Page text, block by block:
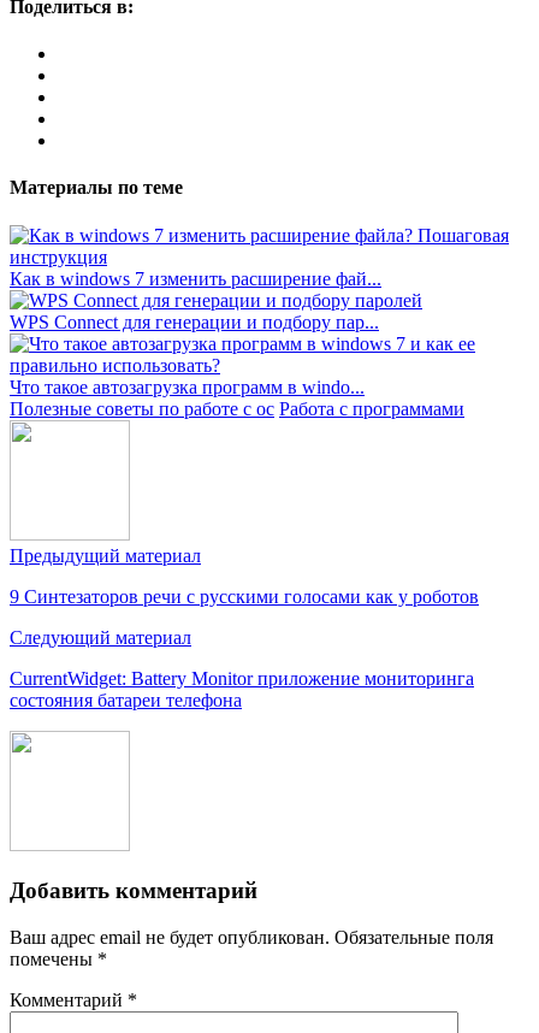
Поделиться в:
Материалы по теме
Как в windows 7 изменить расширение фай...
WPS Connect для генерации и подбору пар...
Что такое автозагрузка программ в windo...
Полезные советы по работе с ос Работа с программами
Предыдущий материал
9 Синтезаторов речи с русскими голосами как у роботов
Следующий материал
CurrentWidget: Battery Monitor приложение мониторинга
состояния батареи телефона
Добавить комментарий
Ваш адрес email не будет опубликован. Обязательные поля
помечены *
Комментарий *